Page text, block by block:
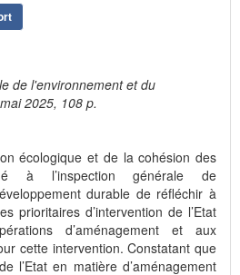
de l'environnement et du
2025, 108 p.
écologique et de la cohésion des
à l’inspection générale de
durable de réfléchir à
prioritaires d’intervention de l’Etat
d’aménagement et aux
cette intervention. Constatant que
l’Etat en matière d’aménagement